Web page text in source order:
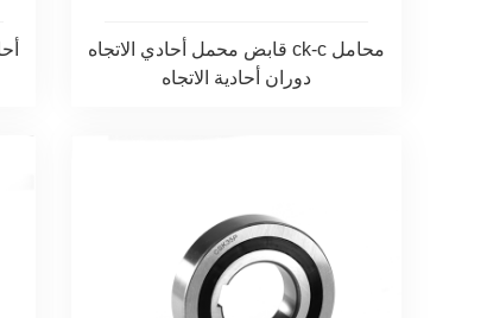
قابض محمل أحادي الاتجاه ck-c محامل
دوران أحادية الاتجاه